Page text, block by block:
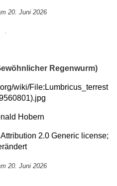
20. Juni 2026
Regenwurm)
wiki/File:Lumbricus_terrest
Hobern
Attribution 2.0 Genericlicense;
20. Juni 2026